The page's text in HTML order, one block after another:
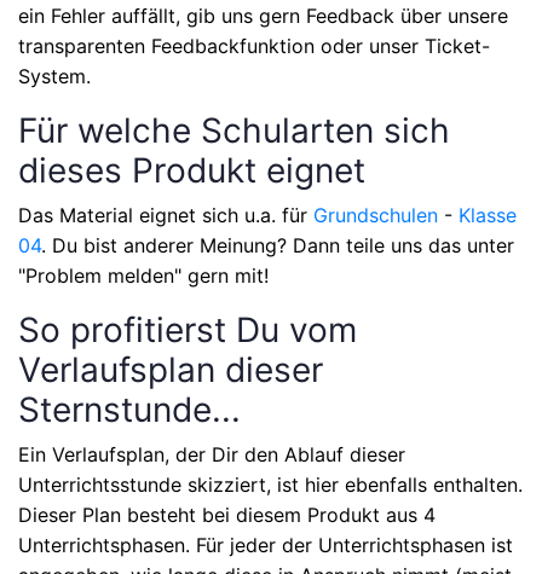
ein Fehler auffällt, gib uns gern Feedback über unsere
transparenten Feedbackfunktion oder unser Ticket-
System.
Für welche Schularten sich
dieses Produkt eignet
Das Material eignet sich u.a. für Grundschulen - Klasse
04. Du bist anderer Meinung? Dann teile uns das unter
"Problem melden" gern mit!
So profitierst Du vom
Verlaufsplan dieser
Sternstunde...
Ein Verlaufsplan, der Dir den Ablauf dieser
Unterrichtsstunde skizziert, ist hier ebenfalls enthalten.
Dieser Plan besteht bei diesem Produkt aus 4
Unterrichtsphasen. Für jeder der Unterrichtsphasen ist